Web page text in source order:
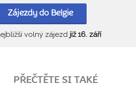
Zájezdy do Belgie
volný zájezdjiž 16. září
PŘEČTĚTE SI TAKÉ